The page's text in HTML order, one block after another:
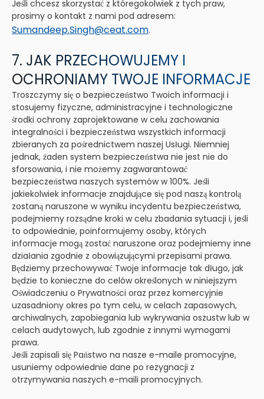
Jeśli chcesz skorzystać z któregokolwiek z tych praw,
prosimy o kontakt z nami pod adresem:
Sumandeep.Singh@ceat.com.
7. JAK PRZECHOWUJEMY I
OCHRONIAMY TWOJE INFORMACJE
Troszczymy się o bezpieczeństwo Twoich informacji i
stosujemy fizyczne, administracyjne i technologiczne
środki ochrony zaprojektowane w celu zachowania
integralności i bezpieczeństwa wszystkich informacji
zbieranych za pośrednictwem naszej Usługi. Niemniej
jednak, żaden system bezpieczeństwa nie jest nie do
sforsowania, i nie możemy zagwarantować
bezpieczeństwa naszych systemów w 100%. Jeśli
jakiekolwiek informacje znajdujące się pod naszą kontrolą
zostaną naruszone w wyniku incydentu bezpieczeństwa,
podejmiemy rozsądne kroki w celu zbadania sytuacji i, jeśli
to odpowiednie, poinformujemy osoby, których
informacje mogą zostać naruszone oraz podejmiemy inne
działania zgodnie z obowiązującymi przepisami prawa.
Będziemy przechowywać Twoje informacje tak długo, jak
będzie to konieczne do celów określonych w niniejszym
Oświadczeniu o Prywatności oraz przez komercyjnie
uzasadniony okres po tym celu, w celach zapasowych,
archiwalnych, zapobiegania lub wykrywania oszustw lub w
celach audytowych, lub zgodnie z innymi wymogami
prawa.
Jeśli zapisali się Państwo na nasze e-maile promocyjne,
usuniemy odpowiednie dane po rezygnacji z
otrzymywania naszych e-maili promocyjnych.